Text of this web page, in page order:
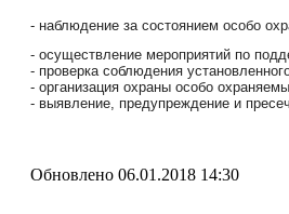
- наблюдение за состоянием особо
- осуществление мероприятий по
- проверка соблюдения
- организация охраны особо
- выявление, предупреждение и
Обновлено 06.01.2018 14:30